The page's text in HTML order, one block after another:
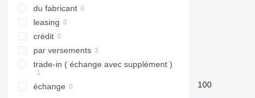
du fabricant
leasing
crédit
par versements
trade-in ( échange avec supplément )
échange
100